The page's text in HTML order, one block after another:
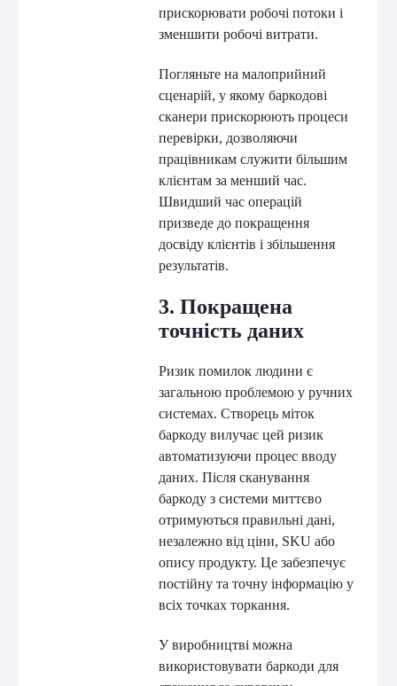
прискорювати робочі потоки і
зменшити робочі витрати.
Погляньте на малоприйний
сценарій, у якому баркодові
сканери прискорюють процеси
перевірки, дозволяючи
працівникам служити більшим
клієнтам за менший час.
Швидший час операцій
призведе до покращення
досвіду клієнтів і збільшення
результатів.
3. Покращена
точність даних
Ризик помилок людини є
загальною проблемою у ручних
системах. Створець міток
баркоду вилучає цей ризик
автоматизуючи процес вводу
даних. Після сканування
баркоду з системи миттєво
отримуються правильні дані,
незалежно від ціни, SKU або
опису продукту. Це забезпечує
постійну та точну інформацію у
всіх точках торкання.
У виробництві можна
використовувати баркоди для